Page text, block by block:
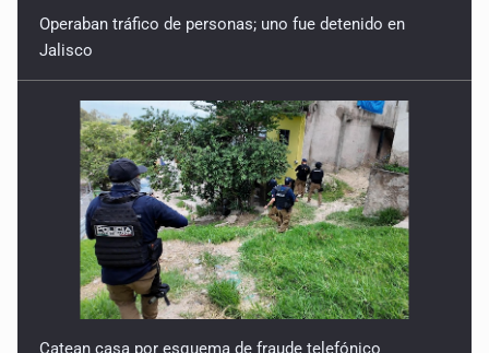
Operaban tráfico de personas; uno fue detenido en
Jalisco
Catean casa por esquema de fraude telefónico